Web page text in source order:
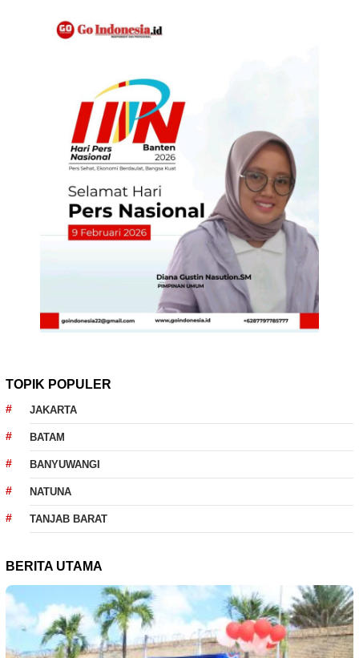
TOPIK POPULER
JAKARTA
BATAM
BANYUWANGI
NATUNA
TANJAB BARAT
BERITA UTAMA